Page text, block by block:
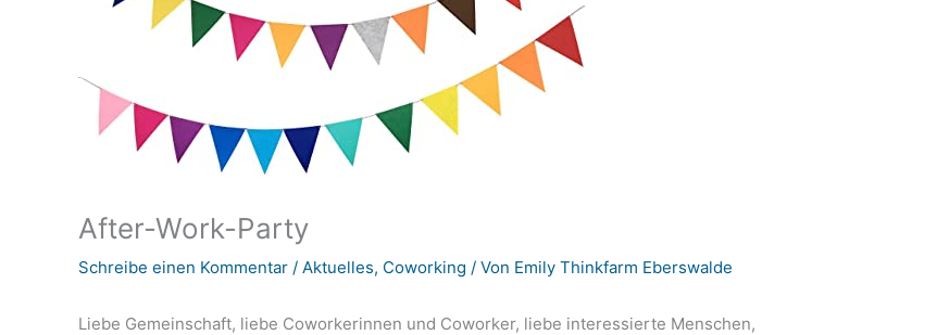
After-Work-Party
Schreibe einen Kommentar / Aktuelles, Coworking / Von Emily Thinkfarm Eberswalde
Liebe Gemeinschaft, liebe Coworkerinnen und Coworker, liebe interessierte Menschen,